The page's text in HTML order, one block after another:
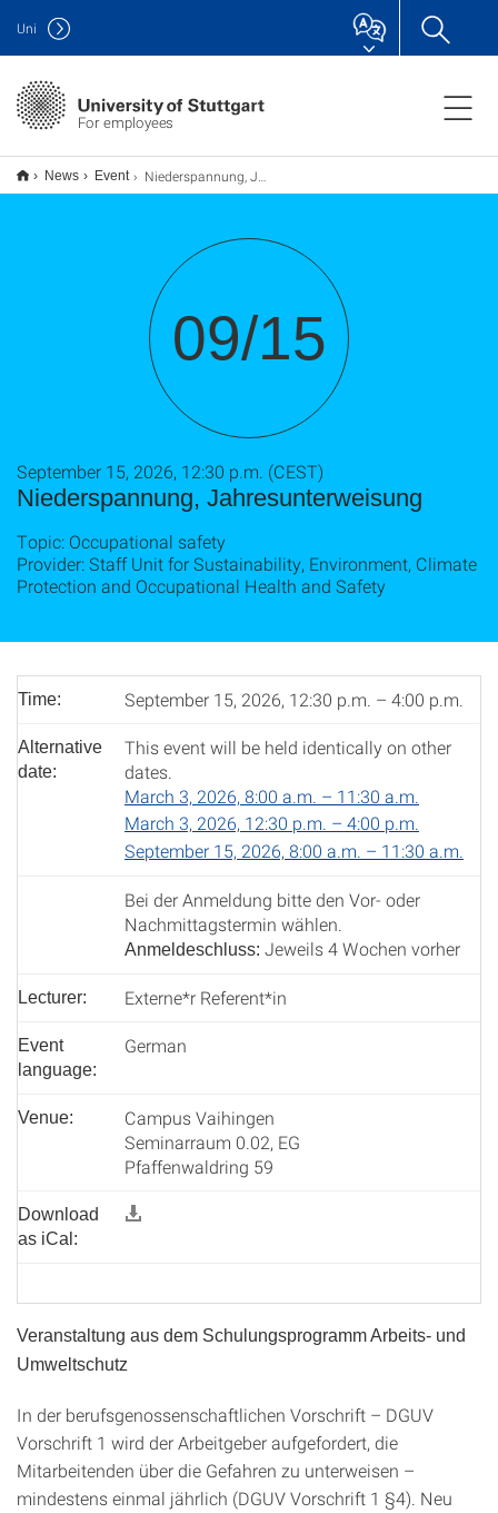
For employees
Uni
News Event Niederspannung, Jahresunterweisung
09/15
Niederspannung, Jahresunterweisung
September 15, 2026, 12:30 p.m. (CEST)
Topic: Occupational safety
Provider: Staff Unit for Sustainability, Environment, Climate
Protection and Occupational Health and Safety
Time: September 15, 2026, 12:30 p.m. – 4:00 p.m.
Alternative
date:
This event will be held identically on other
dates.
March 3, 2026, 8:00 a.m. – 11:30 a.m.
March 3, 2026, 12:30 p.m. – 4:00 p.m.
September 15, 2026, 8:00 a.m. – 11:30 a.m.
Bei der Anmeldung bitte den Vor- oder
Nachmittagstermin wählen.
Anmeldeschluss: Jeweils 4 Wochen vorher
Lecturer: Externe*r Referent*in
Event
language:
German
Venue:
Campus Vaihingen
Seminarraum 0.02, EG
Pfaffenwaldring 59
Download
as iCal:
Veranstaltung aus dem Schulungsprogramm Arbeits- und
Umweltschutz
In der berufsgenossenschaftlichen Vorschrift – DGUV
Vorschrift 1 wird der Arbeitgeber aufgefordert, die
Mitarbeitenden über die Gefahren zu unterweisen –
mindestens einmal jährlich (DGUV Vorschrift 1 §4). Neu